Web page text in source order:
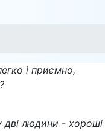
і приємно,
людини - хороші